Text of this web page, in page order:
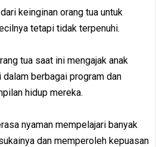
keinginan orang tua untuk
tetapi tidak terpenuhi.
tua saat ini mengajak anak
berbagai program dan
hidup mereka.
nyaman mempelajari banyak
dan memperoleh kepuasan